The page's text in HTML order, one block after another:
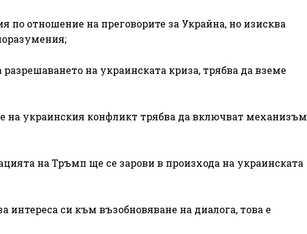
по отношение на преговорите за Украйна, но изисква
на украинската криза, трябва да вземе
на украинския конфликт трябва да включват механизъм
на Тръмп ще се зарови в произхода на украинската
интереса си към възобновяване на диалога, това е